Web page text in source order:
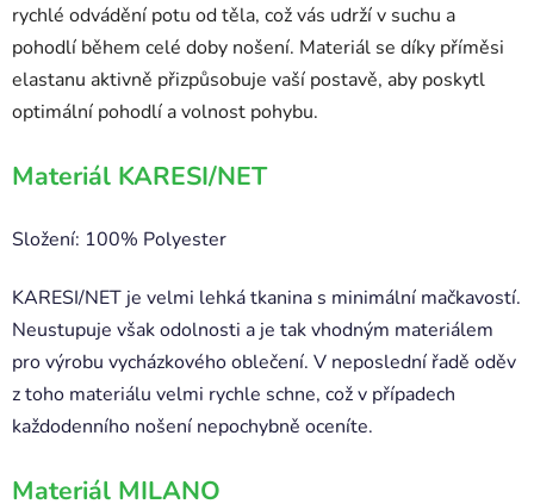
rychlé odvádění potu od těla, což vás udrží v suchu a
pohodlí během celé doby nošení. Materiál se díky příměsi
elastanu aktivně přizpůsobuje vaší postavě, aby poskytl
optimální pohodlí a volnost pohybu.
Materiál KARESI/NET
Složení: 100% Polyester
KARESI/NET je velmi lehká tkanina s minimální mačkavostí.
Neustupuje však odolnosti a je tak vhodným materiálem
pro výrobu vycházkového oblečení. V neposlední řadě oděv
z toho materiálu velmi rychle schne, což v případech
každodenního nošení nepochybně oceníte.
Materiál MILANO